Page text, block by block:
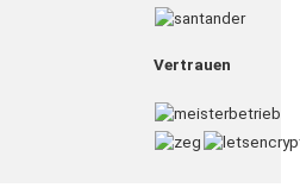
Vertrauen